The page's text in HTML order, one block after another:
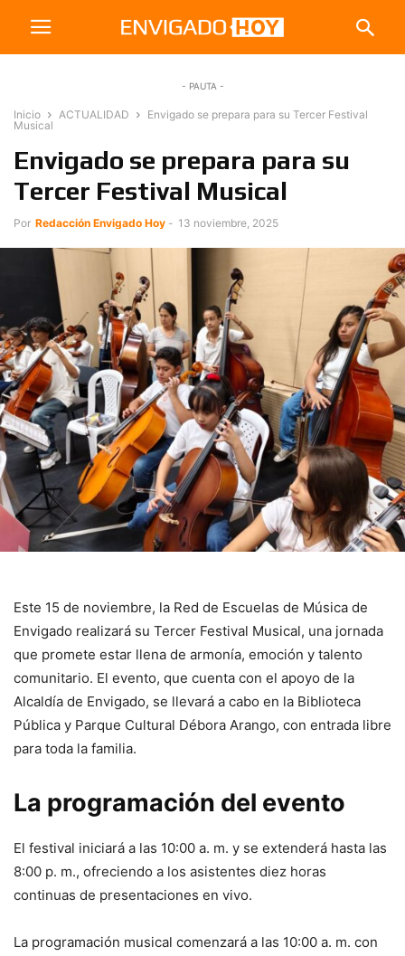
- PAUTA -
Inicio ACTUALIDAD
Envigado se prepara para su Tercer Festival
Musical
Envigado se prepara para su
Tercer Festival Musical
Por Redacción Envigado Hoy - 13 noviembre, 2025
Este 15 de noviembre, la Red de Escuelas de Música de
Envigado realizará su Tercer Festival Musical, una jornada
que promete estar llena de armonía, emoción y talento
comunitario. El evento, que cuenta con el apoyo de la
Alcaldía de Envigado, se llevará a cabo en la Biblioteca
Pública y Parque Cultural Débora Arango, con entrada libre
para toda la familia.
La programación del evento
El festival iniciará a las 10:00 a. m. y se extenderá hasta las
8:00 p. m., ofreciendo a los asistentes diez horas
continuas de presentaciones en vivo.
La programación musical comenzará a las 10:00 a. m. con